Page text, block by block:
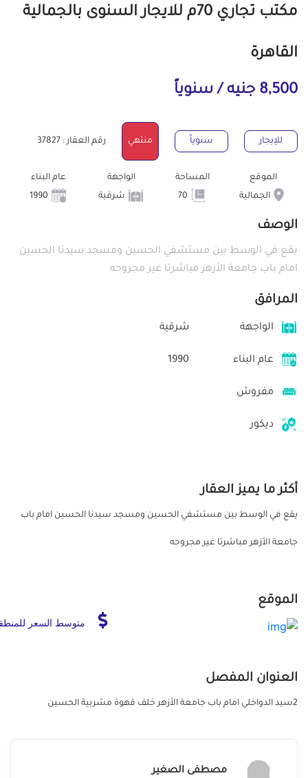
مكتب تجاري 70م للايجار السنوى بالجمالية
القاهرة
8,500 جنيه / سنوياً
للإيجار سنوياً منتهي رقم العقار : 37827
الموقع
الجمالية
المساحة
الواجهة
شرقية
عام البناء
الوصف
يقع في الوسط بين مستشفي الحسين ومسجد سيدنا الحسين
امام باب جامعة الأزهر مباشرتا غير مجروحه
المرافق
الواجهة شرقية
عام البناء 1990
مفروش
ديكور
أكثر ما يميز العقار
يقع في الوسط بين مستشفي الحسين ومسجد سيدنا الحسين امام باب
جامعة الأزهر مباشرتا غير مجروحه
الموقع
متوسط السعر
العنوان المفصل
2سيد الدواخلي امام باب جامعة الأزهر خلف قهوة مشربية الحسين
مصطفى الصغير